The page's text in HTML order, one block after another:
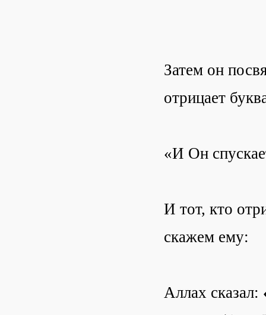
Затем он
отрицает
«И Он
И тот, кто
скажем ему:
Аллах сказал: